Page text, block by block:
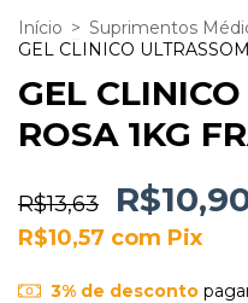
Início > Suprimentos
GEL CLINICO
GEL
ROSA 1KG
R$13,63
R$10,57 com Pix
3% de desconto